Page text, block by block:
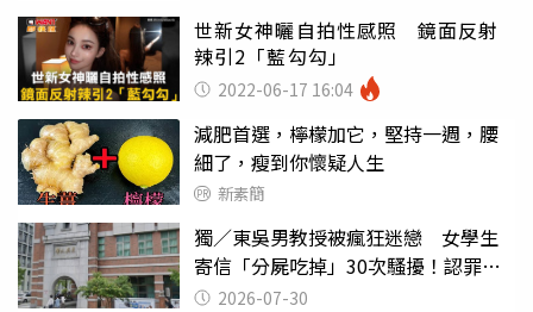
世新女神曬自拍性感照 鏡面反射
辣引2「藍勾勾」
2022-06-17 16:04
減肥首選，檸檬加它，堅持一週，腰
細了，瘦到你懷疑人生
新素簡
獨／東吳男教授被瘋狂迷戀 女學生
寄信「分屍吃掉」30次騷擾！認罪免
關 2026-07-30